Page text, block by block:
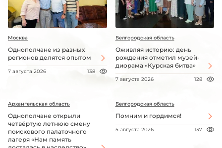
Москва
Однополчане из разных
регионов делятся опытом
7 августа 2026 138
Белгородская область
Оживляя историю: день
рождения отметил музей-
диорама «Курская битва»
7 августа 2026 128
Архангельская область
Однополчане открыли
четвёртую летнюю смену
поискового палаточного
лагеря «Нам память
Белгородская область
Помним и гордимся!
5 августа 2026 137